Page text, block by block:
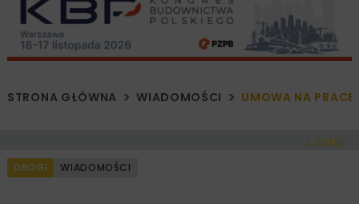
STRONA GŁÓWNA WIADOMOŚCI UMOWA NA
< Cofnij
DROGI WIADOMOŚCI